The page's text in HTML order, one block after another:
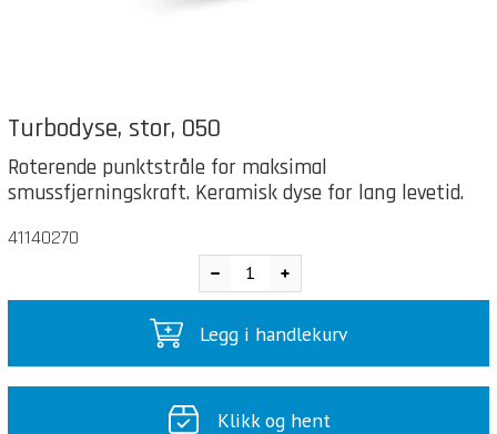
Turbodyse, stor, 050
Roterende punktstråle for maksimal
smussfjerningskraft. Keramisk dyse for lang levetid.
41140270
Legg i handlekurv
Klikk og hent